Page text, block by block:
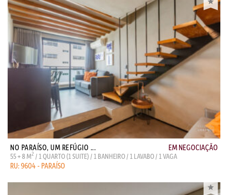
NO PARAÍSO, UM REFÚGIO ... EM NEGOCIAÇÃO
55 + 8 M2 / 1 QUARTO (1 SUITE) / 1 BANHEIRO / 1 LAVABO / 1 VAGA
RU: 9604 - PARAÍSO